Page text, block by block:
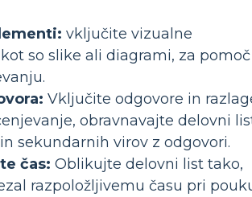
vključite vizualne
so slike ali diagrami, za pomoč
Vključite odgovore in
obravnavajte delovni
sekundarnih virov z odgovori.
čas: Oblikujte delovni list tako,
razpoložljivemu času pri